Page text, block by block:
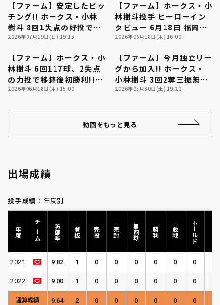
利用規約 プライバシーポリシー
運営会社（別ウィンドウで開く） よくある質問
00:33
【ファーム】安定したピッ
チング!! ホークス・小林
樹斗 8回1失点の好投で試
合を作る!! 2026年7月19
クス 対 広島東洋カープ
2026年07月19日(日) 19:15
02:20
【ファーム】ホークス・小
林樹斗投手 ヒーローイン
タビュー 6月18日 福岡ソ
フトバンクホークス 対 オ
2026年06月18日(木) 16:00
00:28
【ファーム】ホークス・小
林樹斗 6回117球、2失点
の力投で移籍後初勝利!!
2026年6月18日 福岡ソフ
ックス・バファローズ
2026年06月18日(木) 15:00
00:27
【ファーム】今月独立リー
グから加入!! ホークス・
小林樹斗 3回2奪三振無失
点の好投を見せる!! 2026
ンクホークス 対 埼玉西武
ライオンズ
2026年05月30日(土) 19:20
動画をもっと見る
出場成績
投手成績 ：年度別
年度 チーム 防御率 登板 完投 完封 無四球 勝利 敗戦 ホールド
2021 9.82 1 0 0 0 0 0 0
2022 9.00 1 0 0 0 0 0 0
通算成績 9.64 2 0 0 0 0 0 0